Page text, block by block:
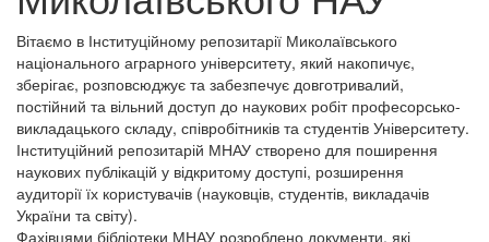
Вітаємо в Інституційному репозитарії Миколаївського
національного аграрного університету, який накопичує,
зберігає, розповсюджує та забезпечує довготривалий,
постійний та вільний доступ до наукових робіт професорсько-
викладацького складу, співробітників та студентів Університету.
Інституційний репозитарій МНАУ створено для поширення
наукових публікацій у відкритому доступі, розширення
аудиторії їх користувачів (науковців, студентів, викладачів
України та світу).
Фахівцями бібліотеки МНАУ розроблено документи, які